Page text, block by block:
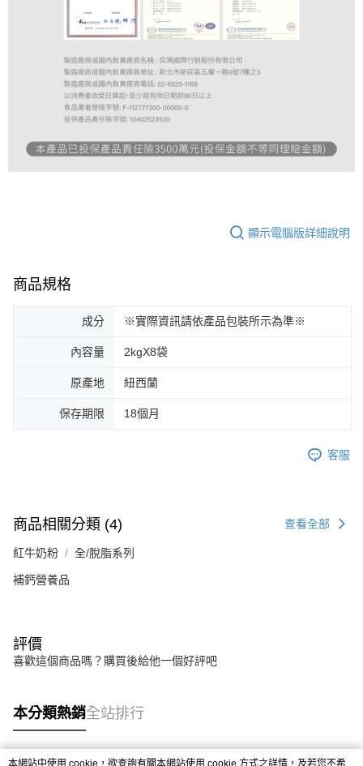
顯示電腦版詳細說明
商品規格
成分 ※實際資訊請依產品包裝所示為準※
內容量 2kgX8袋
原產地 紐西蘭
保存期限 18個月
客服
商品相關分類 (4) 查看全部
紅牛奶粉 全/脫脂系列
補鈣營養品
評價
喜歡這個商品嗎？購買後給他一個好評吧
本分類熱銷全站排行
本網站中使用 cookie，欲查詢有關本網站使用 cookie 方式之詳情，及若您不希